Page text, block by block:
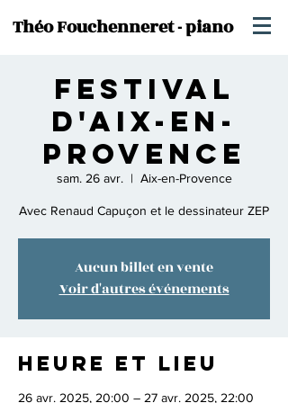
Théo Fouchenneret - piano
Festival
d'Aix-en-
Provence
sam. 26 avr.
  |
Aix-en-Provence
Avec Renaud Capuçon et le dessinateur ZEP
Aucun billet en vente
Voir d'autres événements
Heure et lieu
26 avr. 2025, 20:00 – 27 avr. 2025, 22:00